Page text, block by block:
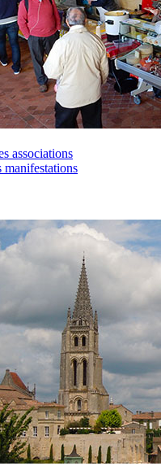
associations
manifestations